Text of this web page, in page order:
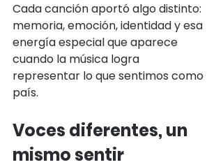
Cada canción aportó algo distinto:
memoria, emoción, identidad y esa
energía especial que aparece
cuando la música logra
representar lo que sentimos como
país.
Voces diferentes, un
mismo sentir